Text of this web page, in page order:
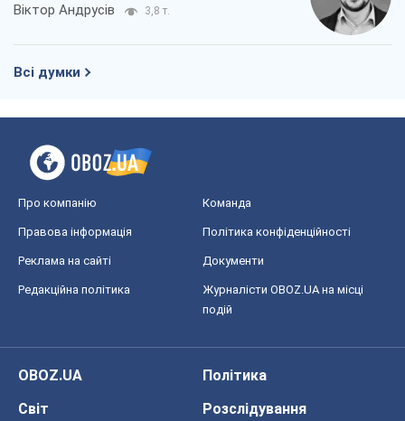
Віктор Андрусів 3,8 т.
Всі думки
Про компанію Команда
Правова інформація Політика конфіденційності
Реклама на сайті Документи
Редакційна політика
Журналісти OBOZ.UA на місці
подій
OBOZ.UA
Політика
Світ
Розслідування